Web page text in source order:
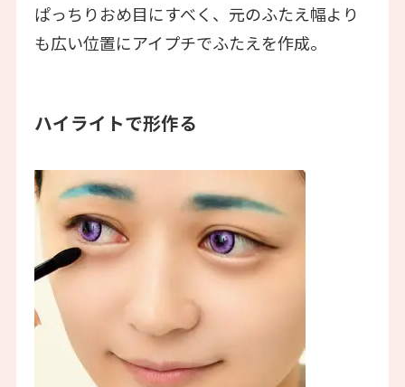
ぱっちりおめ目にすべく、元のふたえ幅より
も広い位置にアイプチでふたえを作成。
ハイライトで形作る